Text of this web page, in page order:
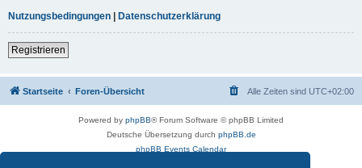
Nutzungsbedingungen | Datenschutzerklärung
Registrieren
Startseite Foren-Übersicht Alle Zeiten sind UTC+02:00
Powered by phpBB® Forum Software © phpBB Limited
Deutsche Übersetzung durch phpBB.de
phpBB Events Calendar